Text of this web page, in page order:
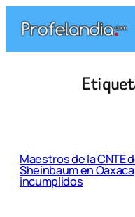
contenido
Maestros de la CNTE
Sheinbaum en
incumplidos